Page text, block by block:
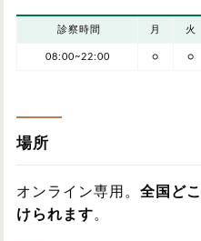
診察時間 月 火
08:00~22:00 ○ ○
場所
オンライン専用。 全国ど
けられます。